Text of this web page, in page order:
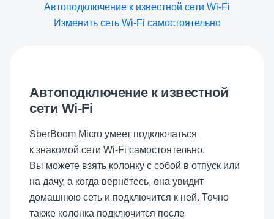
Автоподключение к известной сети Wi-Fi
Изменить сеть Wi-Fi самостоятельно
Автоподключение к известной
сети Wi-Fi
SberBoom Micro умеет подключаться
к знакомой сети Wi-Fi самостоятельно.
Вы можете взять колонку с собой в отпуск или
на дачу, а когда вернётесь, она увидит
домашнюю сеть и подключится к ней. Точно
также колонка подключится после